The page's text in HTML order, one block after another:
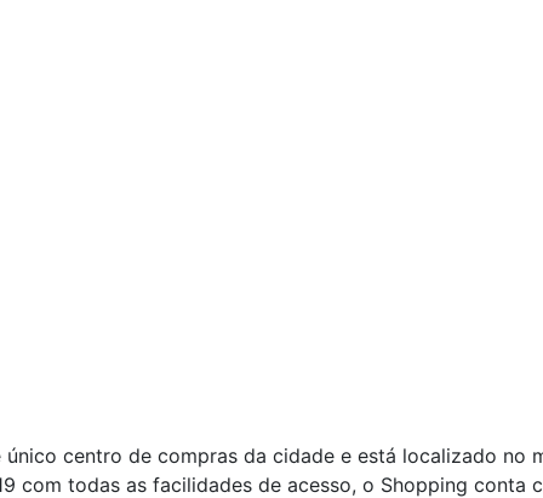
centro de compras da cidade e está localizado no
com todas as facilidades de acesso, o Shopping conta